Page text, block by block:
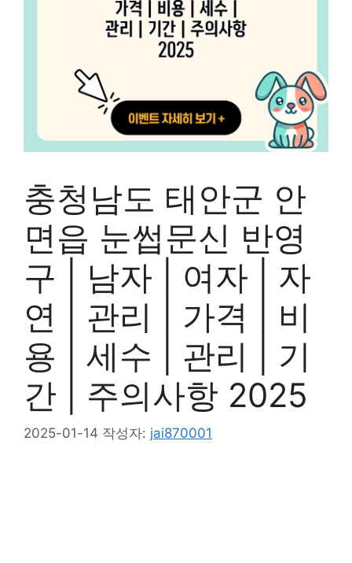
충청남도 태안군 안
면읍 눈썹문신 반영
구 | 남자 | 여자 | 자
연 | 관리 | 가격 | 비
용 | 세수 | 관리 | 기
간 | 주의사항 2025
2025-01-14 작성자: jai870001